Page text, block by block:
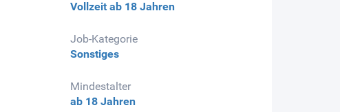
Vollzeit ab 18 Jahren
Job-Kategorie
Sonstiges
Mindestalter
ab 18 Jahren